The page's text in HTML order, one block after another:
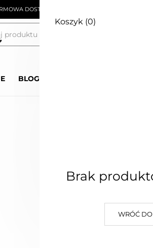
DOSTAWA OD 250zł
BLOG
Koszyk (0)
Brak
WRÓĆ
chlorek magnezu do zwalczania lodu,